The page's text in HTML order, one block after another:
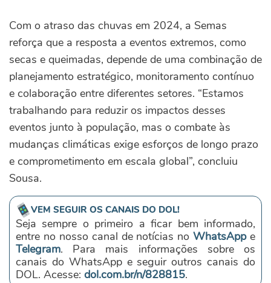
Com o atraso das chuvas em 2024, a Semas
reforça que a resposta a eventos extremos, como
secas e queimadas, depende de uma combinação de
planejamento estratégico, monitoramento contínuo
e colaboração entre diferentes setores. “Estamos
trabalhando para reduzir os impactos desses
eventos junto à população, mas o combate às
mudanças climáticas exige esforços de longo prazo
e comprometimento em escala global”, concluiu
Sousa.
VEM SEGUIR OS CANAIS DO DOL!
Seja sempre o primeiro a ficar bem informado,
entre no nosso canal de notícias noWhatsAppe
Telegram. Para mais informações sobre os
canais do WhatsApp e seguir outros canais do
DOL. Acesse: dol.com.br/n/828815.